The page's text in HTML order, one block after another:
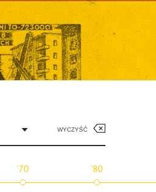
WYCZYŚĆ
'70 '80